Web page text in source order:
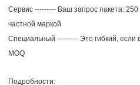
Сервис --------- Ваш запрос пакета: 250
частной маркой
Специальный --------- Это гибкий,
MOQ
Подробности: